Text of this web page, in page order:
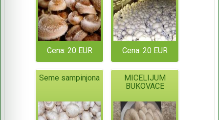
Cena: 20 EUR Cena: 20 EUR
Seme sampinjona
MICELIJUM
BUKOVACE